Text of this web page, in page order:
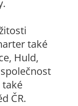
také
Huld,
také
ČR.